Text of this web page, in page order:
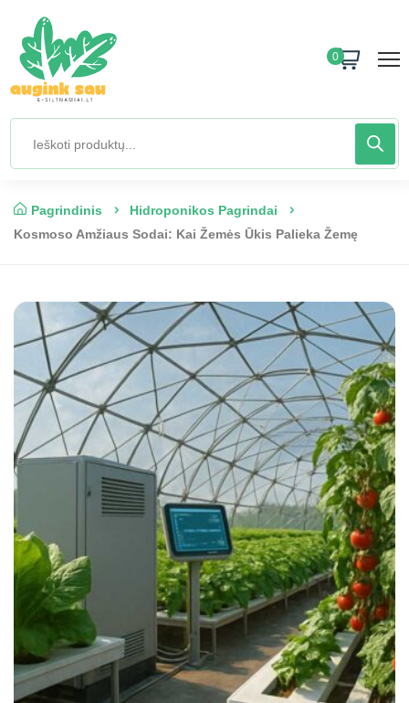
0
Pagrindinis
Hidroponikos Pagrindai
Kosmoso Amžiaus Sodai: Kai Žemės Ūkis Palieka Žemę